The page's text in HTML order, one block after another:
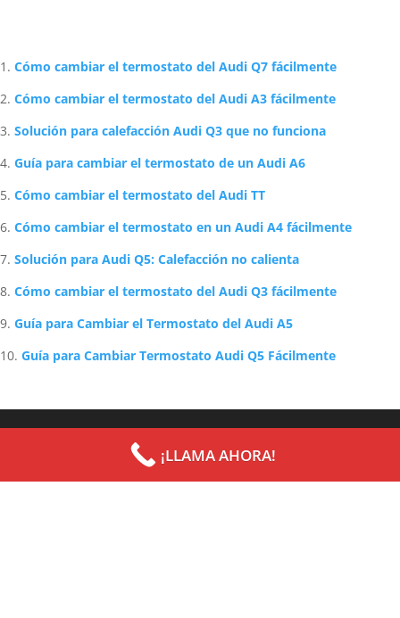
Cómo cambiar el termostato del Audi Q7 fácilmente
Cómo cambiar el termostato del Audi A3 fácilmente
Solución para calefacción Audi Q3 que no funciona
Guía para cambiar el termostato de un Audi A6
Cómo cambiar el termostato del Audi TT
Cómo cambiar el termostato en un Audi A4 fácilmente
Solución para Audi Q5: Calefacción no calienta
Cómo cambiar el termostato del Audi Q3 fácilmente
Guía para Cambiar el Termostato del Audi A5
Guía para Cambiar Termostato Audi Q5 Fácilmente
Archives Categories
¡LLAMA AHORA!